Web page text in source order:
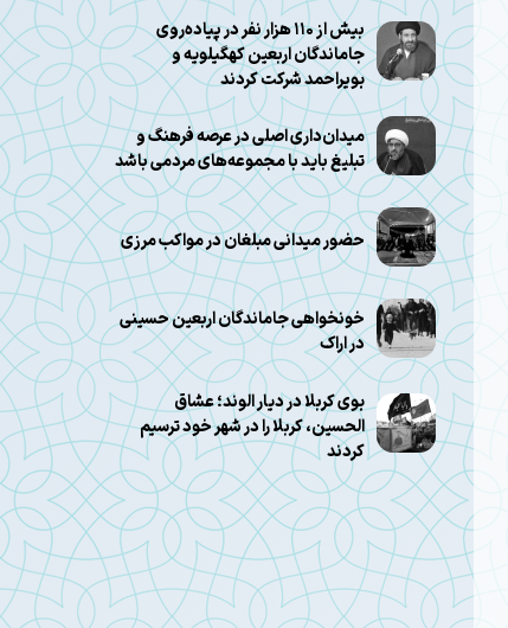
بیش از ۱۱۰ هزار نفر در پیاده‌روی
جاماندگان اربعین کهگیلویه و
بویراحمد شرکت کردند
میدان‌داری اصلی در عرصه فرهنگ و
تبلیغ باید با مجموعه‌های مردمی باشد
حضور میدانی مبلغان در مواکب مرزی
خونخواهی جاماندگان اربعین حسینی
در اراک
بوی کربلا در دیار الوند؛ عشاق
الحسین، کربلا را در شهر خود ترسیم
کردند